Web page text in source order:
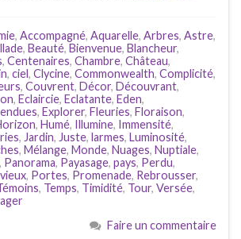
, Accompagné, Aquarelle, Arbres, Astre,
, Beauté, Bienvenue, Blancheur,
, Centenaires, Chambre, Château,
, ciel, Clycine, Commonwealth, Complicité,
, Couvrent, Décor, Découvrant,
, Eclaircie, Eclatante, Eden,
, Explorer, Fleuries, Floraison,
, Humé, Illumine, Immensité,
, Jardin, Juste, larmes, Luminosité,
, Mélange, Monde, Nuages, Nuptiale,
, Panorama, Payasage, pays, Perdu,
, Portes, Promenade, Rebrousser,
, Temps, Timidité, Tour, Versée,
Faire un commentaire